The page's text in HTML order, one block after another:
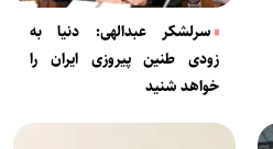
سرلشکر عبدالهی: دنیا به
زودی طنین پیروزی ایران را
خواهد شنید